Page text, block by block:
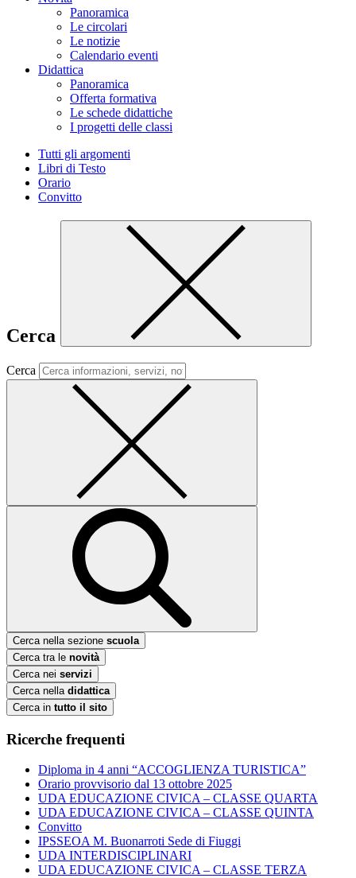
Panoramica
Le circolari
Le notizie
Calendario eventi
Didattica
Panoramica
Offerta formativa
Le schede didattiche
I progetti delle classi
Tutti gli argomenti
Libri di Testo
Orario
Convitto
Cerca
Cerca
Cerca nella sezione scuola
Cerca tra le novità
Cerca nei servizi
Cerca nella didattica
Cerca in tutto il sito
Ricerche frequenti
Diploma in 4 anni “ACCOGLIENZA TURISTICA”
Orario provvisorio dal 13 ottobre 2025
UDA EDUCAZIONE CIVICA – CLASSE QUARTA
UDA EDUCAZIONE CIVICA – CLASSE QUINTA
Convitto
IPSSEOA M. Buonarroti Sede di Fiuggi
UDA INTERDISCIPLINARI
UDA EDUCAZIONE CIVICA – CLASSE TERZA